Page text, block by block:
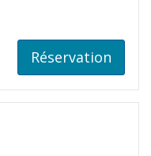
Réservation